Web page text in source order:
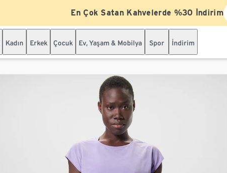
En Çok Satan Kahvelerde %30 İndirim
Kadın Erkek Çocuk Ev, Yaşam & Mobilya Spor İndirim